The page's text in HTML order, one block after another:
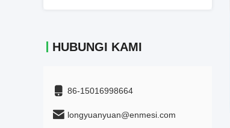
HUBUNGI KAMI
86-15016998664
longyuanyuan@enmesi.com